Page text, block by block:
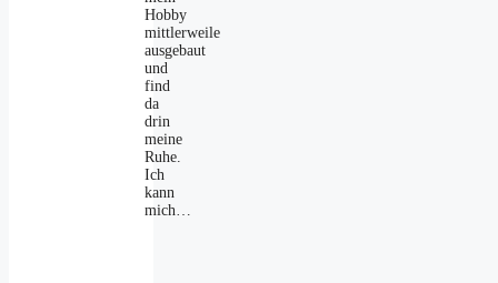
Hobby
mittlerweile
ausgebaut
und
find
da
drin
meine
Ruhe.
Ich
kann
mich…